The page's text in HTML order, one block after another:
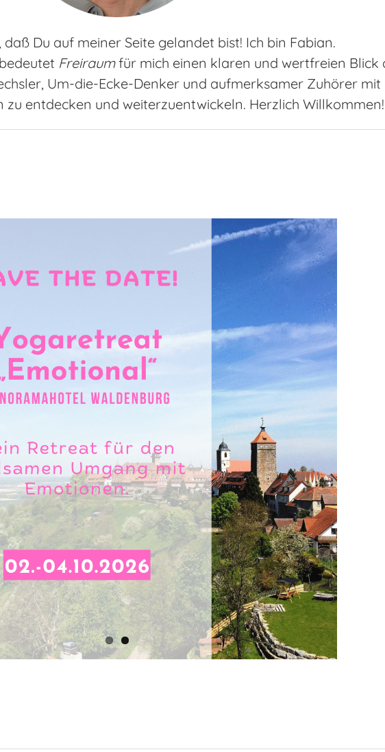
daß Du auf meiner Seite gelandet bist! Ich bin Fabian.
Freiraumfür mich einen klaren und wertfreien Blick
Um-die-Ecke-Denker und aufmerksamer Zuhörer mit
zu entdecken und weiterzuentwickeln. Herzlich Willkommen!